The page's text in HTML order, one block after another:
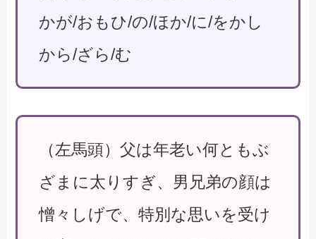
かが/おもひ/の/ほか/に/をかし
から/ざら/む
（左馬頭）父は年老い何ともぶ
ざまに太りすぎ、男兄弟の顔は
憎々しげで、特別な思いを受け